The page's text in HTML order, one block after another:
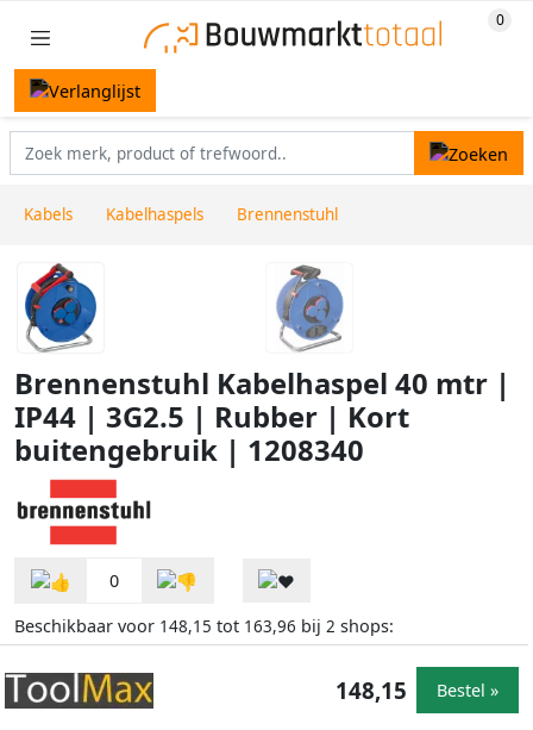
Kabels Kabelhaspels Brennenstuhl
Brennenstuhl Kabelhaspel 40 mtr |
IP44 | 3G2.5 | Rubber | Kort
buitengebruik | 1208340
0
Beschikbaar voor 148,15 tot 163,96 bij 2 shops:
148,15 Bestel »